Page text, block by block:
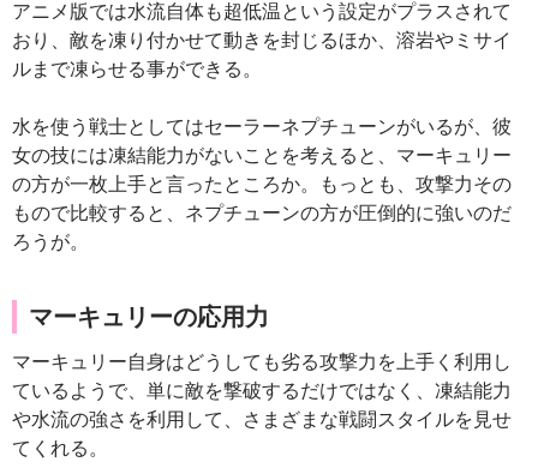
アニメ版では水流自体も超低温という設定がプラスされて
おり、敵を凍り付かせて動きを封じるほか、溶岩やミサイ
ルまで凍らせる事ができる。
水を使う戦士としてはセーラーネプチューンがいるが、彼
女の技には凍結能力がないことを考えると、マーキュリー
の方が一枚上手と言ったところか。もっとも、攻撃力その
もので比較すると、ネプチューンの方が圧倒的に強いのだ
ろうが。
マーキュリーの応用力
マーキュリー自身はどうしても劣る攻撃力を上手く利用し
ているようで、単に敵を撃破するだけではなく、凍結能力
や水流の強さを利用して、さまざまな戦闘スタイルを見せ
てくれる。